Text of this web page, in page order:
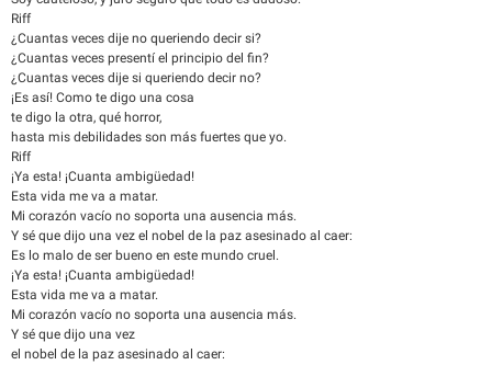
Riff
¿Cuantas veces dije no queriendo decir si?
¿Cuantas veces presentí el principio del fin?
¿Cuantas veces dije si queriendo decir no?
¡Es así! Como te digo una cosa
te digo la otra, qué horror,
hasta mis debilidades son más fuertes que yo.
Riff
¡Ya esta! ¡Cuanta ambigüedad!
Esta vida me va a matar.
Mi corazón vacío no soporta una ausencia más.
Y sé que dijo una vez el nobel de la paz asesinado al caer:
Es lo malo de ser bueno en este mundo cruel.
¡Ya esta! ¡Cuanta ambigüedad!
Esta vida me va a matar.
Mi corazón vacío no soporta una ausencia más.
Y sé que dijo una vez
el nobel de la paz asesinado al caer: